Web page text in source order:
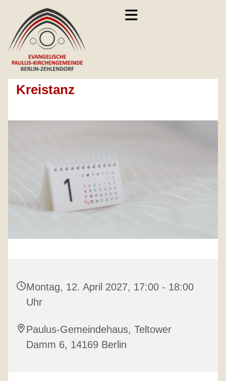
Kreistanz
Montag, 12. April 2027, 17:00 - 18:00
Uhr
Paulus-Gemeindehaus, Teltower
Damm 6, 14169 Berlin